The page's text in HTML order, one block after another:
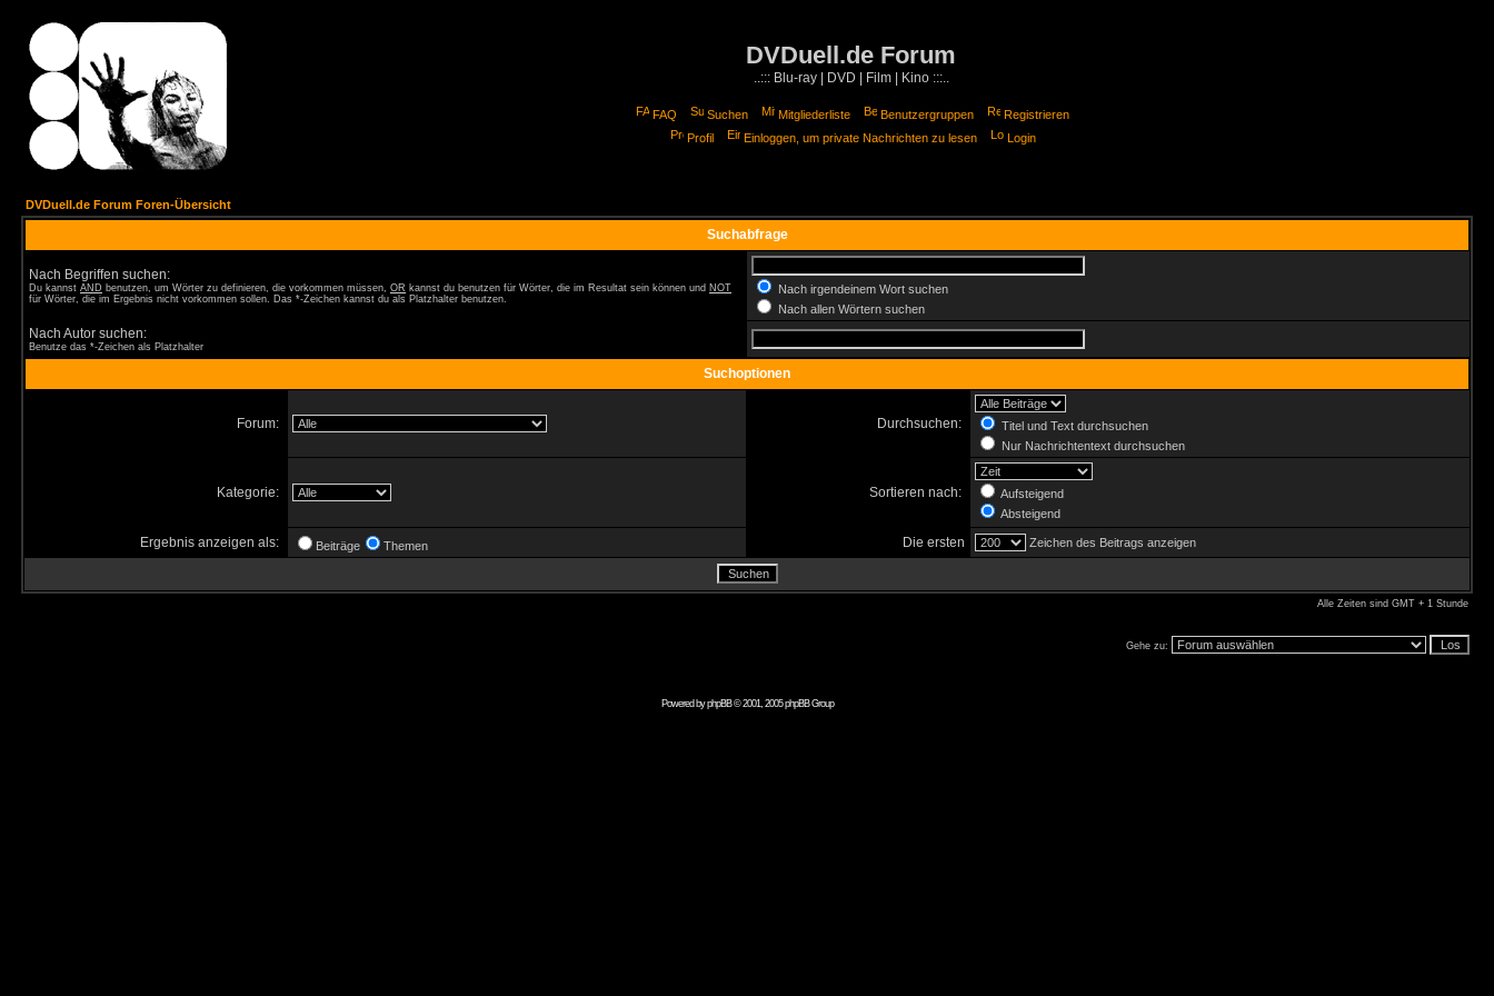
DVDuell.de Forum
..::: Blu-ray | DVD | Film | Kino :::..
FAQ Suchen Mitgliederliste Benutzergruppen
Registrieren
Profil
Einloggen, um private Nachrichten zu lesen Login
DVDuell.de Forum Foren-Übersicht
Suchabfrage
Nach Begriffen suchen:
Du kannst AND benutzen, um Wörter zu definieren, die vorkommen müssen, OR kannst du benutzen für Wörter, die im Resultat sein können und NOT
für Wörter, die im Ergebnis nicht vorkommen sollen. Das *-Zeichen kannst du als Platzhalter benutzen.
Nach irgendeinem Wort suchen
Nach allen Wörtern suchen
Nach Autor suchen:
Benutze das *-Zeichen als Platzhalter
Suchoptionen
Forum: Durchsuchen:
Titel und Text durchsuchen
Nur Nachrichtentext durchsuchen
Kategorie: Sortieren nach:
Aufsteigend
Absteigend
Ergebnis anzeigen als: Beiträge Themen Die ersten Zeichen des Beitrags anzeigen
Alle Zeiten sind GMT + 1 Stunde
Gehe zu:
Powered byphpBB© 2001, 2005 phpBB Group